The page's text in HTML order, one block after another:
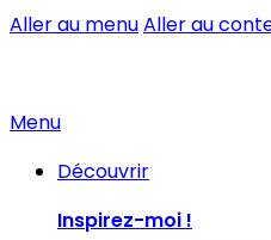
Aller au menuAller au
Menu
Découvrir
Inspirez-moi !